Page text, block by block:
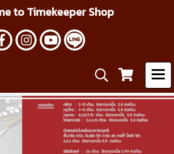
to Timekeeper Shop